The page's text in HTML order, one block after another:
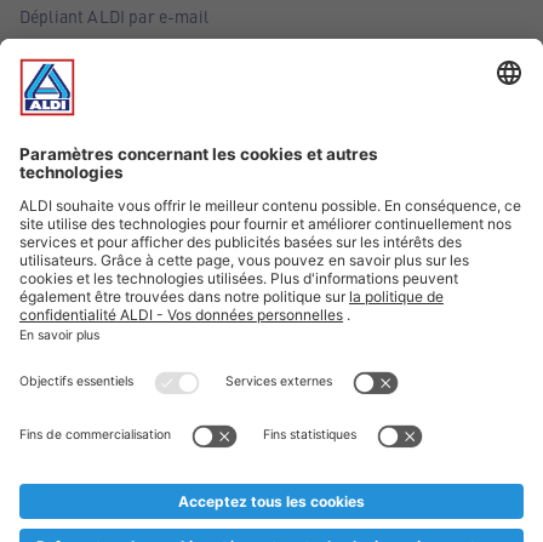
Dépliant ALDI par e-mail
Offres
Infos essentielles
Suivez ALDI Belgique
Textes marqués d'un astérisque et mentions légales
* Nous vendons ces articles temporairement et jusqu'à
au cas où, malgré le planning bien étudié, nous serions
prématurément en rupture de stock. Prix Recupel et TVA incl.
** Sur ce site, l’utilisation de la forme masculine a été adoptée